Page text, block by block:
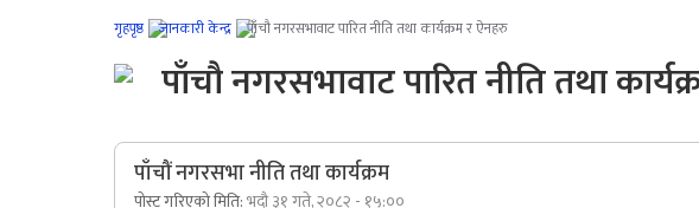
गृहपृष्ठ जानकारी केन्द्र पाँचौ नगरसभावाट पारित नीति तथा कार्यक्रम र ऐनहरु
पाँचौ नगरसभावाट पारित नीति तथा
पाँचौं नगरसभा नीति तथा कार्यक्रम
पोस्ट गरिएको मिति:भदौ ३१ गते, २०८२ - १५:००